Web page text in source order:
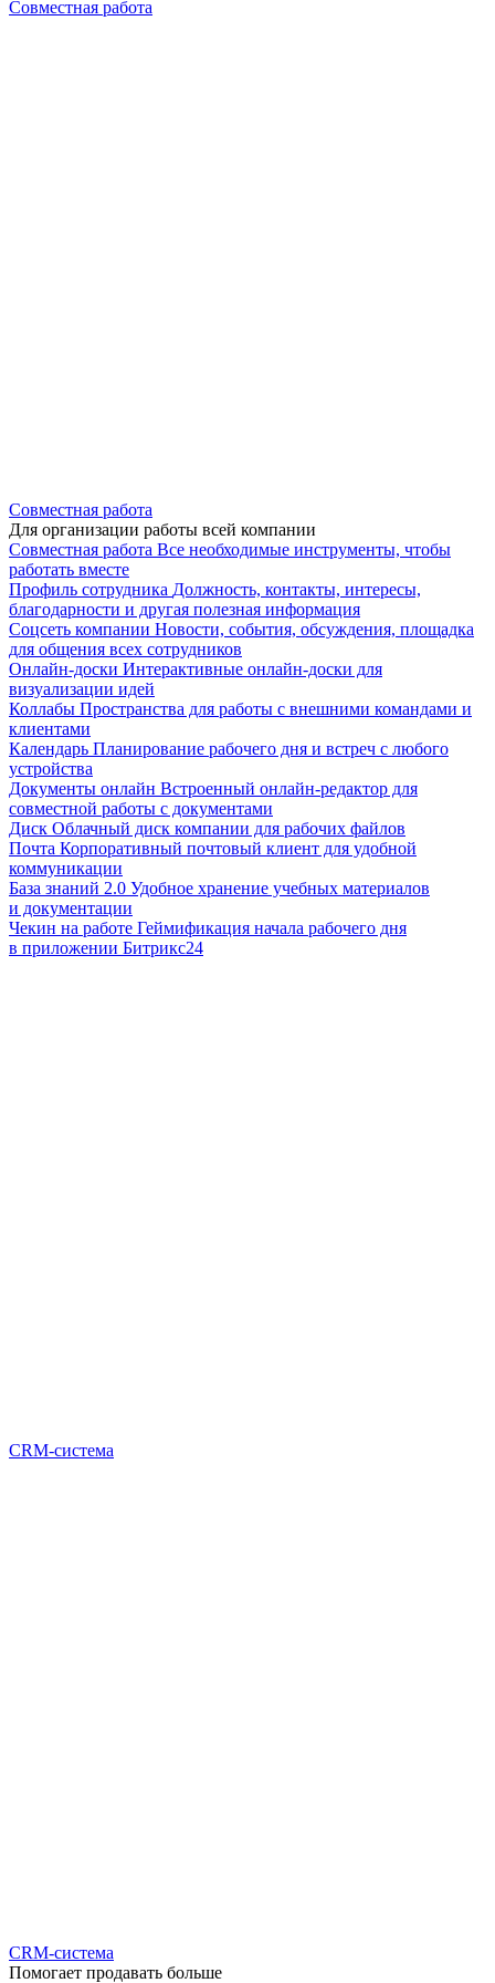
Совместная работа
Совместная работа
Для организации работы всей компании
Совместная работа Все необходимые инструменты, чтобы
работать вместе
Профиль сотрудника Должность, контакты, интересы,
благодарности и другая полезная информация
Соцсеть компании Новости, события, обсуждения, площадка
для общения всех сотрудников
Онлайн-доски Интерактивные онлайн-доски для
визуализации идей
Коллабы Пространства для работы с внешними командами и
клиентами
Календарь Планирование рабочего дня и встреч с любого
устройства
Документы онлайн Встроенный онлайн-редактор для
совместной работы с документами
Диск Облачный диск компании для рабочих файлов
Почта Корпоративный почтовый клиент для удобной
коммуникации
База знаний 2.0 Удобное хранение учебных материалов
и документации
Чекин на работе Геймификация начала рабочего дня
в приложении Битрикс24
CRM-система
CRM-система
Помогает продавать больше